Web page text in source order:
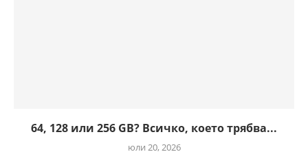
64, 128 или 256 GB? Всичко, което трябва...
юли 20, 2026